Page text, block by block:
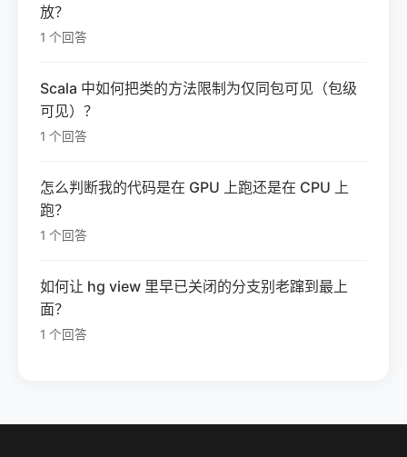
放？
1 个回答
Scala 中如何把类的方法限制为仅同包可见（包级
可见）？
1 个回答
怎么判断我的代码是在 GPU 上跑还是在 CPU 上
跑？
1 个回答
如何让 hg view 里早已关闭的分支别老蹿到最上
面？
1 个回答